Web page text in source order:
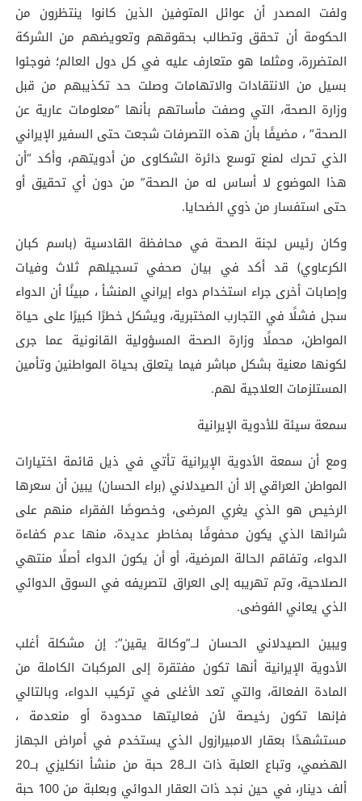
ولفت المصدر أن عوائل المتوفين الذين كانوا ينتظرون من
الحكومة أن تحقق وتطالب بحقوقهم وتعويضهم من الشركة
المتضررة، ومثلما هو متعارف عليه في كل دول العالم؛ فوجئوا
بسيل من الانتقادات والاتهامات وصلت حد تكذيبهم من قبل
وزارة الصحة، التي وصفت مأساتهم بأنها “معلومات عارية عن
الصحة” ، مضيفًا بأن هذه التصرفات شجعت حتى السفير الإيراني
الذي تحرك لمنع توسع دائرة الشكاوى من أدويتهم، وأكد “أن
هذا الموضوع لا أساس له من الصحة” من دون أي تحقيق أو
حتى استفسار من ذوي الضحايا.
وكان رئيس لجنة الصحة في محافظة القادسية (باسم كبان
الكرعاوي) قد أكد في بيان صحفي تسجيلهم ثلاث وفيات
وإصابات أخرى جراء استخدام دواء إيراني المنشأ ، مبينًا أن الدواء
سجل فشلًا في التجارب المختبرية، ويشكل خطرًا كبيرًا على حياة
المواطن، محملًا وزارة الصحة المسؤولية القانونية عما جرى
لكونها معنية بشكل مباشر فيما يتعلق بحياة المواطنين وتأمين
المستلزمات العلاجية لهم.
سمعة سيئة للأدوية الإيرانية
ومع أن سمعة الأدوية الإيرانية تأتي في ذيل قائمة اختيارات
المواطن العراقي إلا أن الصيدلاني (براء الحسان) يبين أن سعرها
الرخيص هو الذي يغري المرضى، وخصوصًا الفقراء منهم على
شرائها الذي يكون محفوفًا بمخاطر عديدة، منها عدم كفاءة
الدواء، وتفاقم الحالة المرضية، أو أن يكون الدواء أصلًا منتهي
الصلاحية، وتم تهريبه إلى العراق لتصريفه في السوق الدوائي
الذي يعاني الفوضى.
ويبين الصيدلاني الحسان لــ”وكالة يقين”: إن مشكلة أغلب
الأدوية الإيرانية أنها تكون مفتقرة إلى المركبات الكاملة من
المادة الفعالة، والتي تعد الأغلى في تركيب الدواء، وبالتالي
فإنها تكون رخيصة لأن فعاليتها محدودة أو منعدمة ،
مستشهدًا بعقار الامبيرازول الذي يستخدم في أمراض الجهاز
الهضمي، وتباع العلبة ذات الــ28 حبة من منشأ انكليزي بــ20
ألف دينار، في حين نجد ذات العقار الدوائي وبعلبة من 100 حبة